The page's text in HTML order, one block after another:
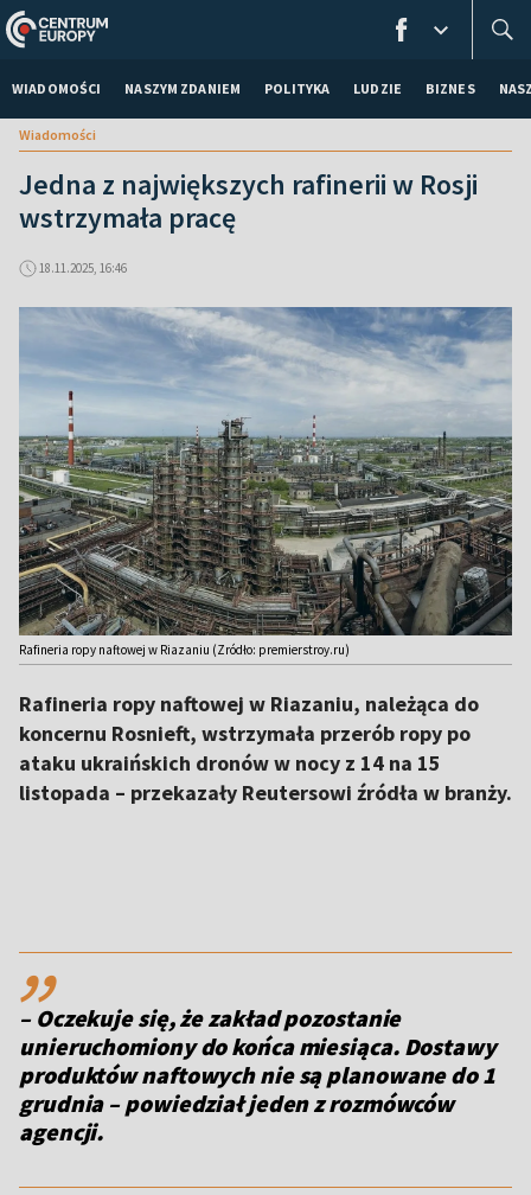
WIADOMOŚCI NASZYM ZDANIEM POLITYKA LUDZIE BIZNES
Wiadomości
Jedna z największych rafinerii w Rosji
wstrzymała pracę
18.11.2025, 16:46
Rafineria ropy naftowej w Riazaniu (Zródło: premierstroy.ru)
Rafineria ropy naftowej w Riazaniu, należąca do
koncernu Rosnieft, wstrzymała przerób ropy po
ataku ukraińskich dronów w nocy z 14 na 15
listopada – przekazały Reutersowi źródła w branży.
,,
– Oczekuje się, że zakład pozostanie
unieruchomiony do końca miesiąca. Dostawy
produktów naftowych nie są planowane do 1
grudnia – powiedział jeden z rozmówców
agencji.